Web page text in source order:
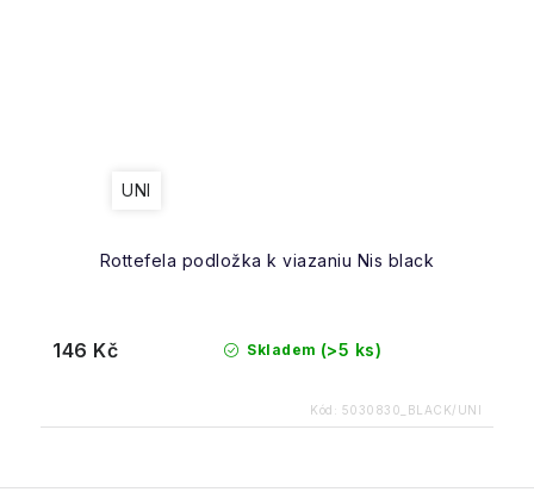
Rottefela podložka k viazaniu Nis black
UNI
Skladem (>5 ks)
146 Kč
Kód: 5030830_BLACK/UNI